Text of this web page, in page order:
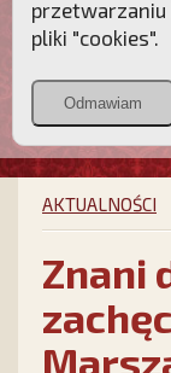
Polonia
Christiana
POZNAJ
AKTUALNOŚCI
Znani
przetwarzaniu
pliki "cookies".
Odmawiam